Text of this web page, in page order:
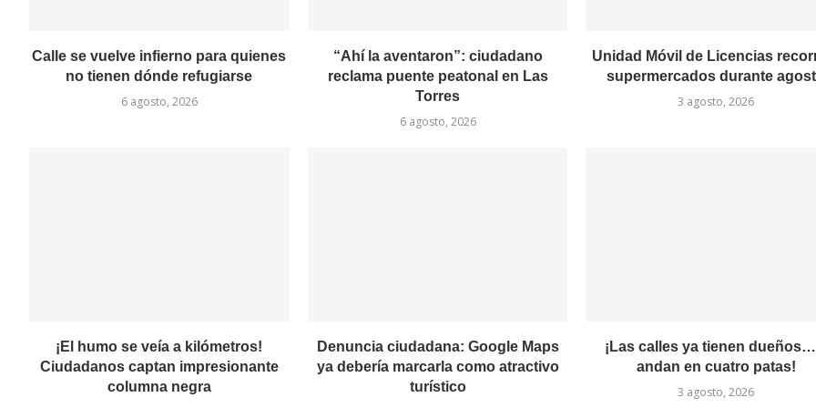
Calle se vuelve infierno para quienes
no tienen dónde refugiarse
6 agosto, 2026
“Ahí la aventaron”: ciudadano
reclama puente peatonal en Las
Torres
6 agosto, 2026
Unidad Móvil de Licencias
supermercados durante
3 agosto, 2026
¡El humo se veía a kilómetros!
Ciudadanos captan impresionante
columna negra
Denuncia ciudadana: Google Maps
ya debería marcarla como atractivo
turístico
¡Las calles ya tienen
andan en cuatro patas!
3 agosto, 2026